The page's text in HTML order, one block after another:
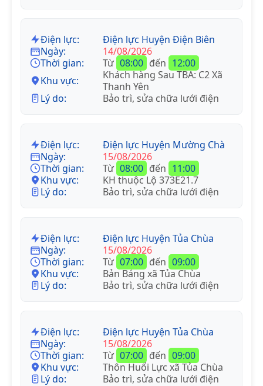
Điện lực:
Điện lực Huyện Điện Biên
Ngày:
14/08/2026
Thời gian:
Từ 08:00 đến 12:00
Khu vực:
Khách hàng Sau TBA: C2 Xã
Thanh Yên
Lý do:
Bảo trì, sửa chữa lưới điện
Điện lực:
Điện lực Huyện Mường Chà
Ngày:
15/08/2026
Thời gian:
Từ 08:00 đến 11:00
Khu vực:
KH thuộc Lộ 373E21.7
Lý do:
Bảo trì, sửa chữa lưới điện
Điện lực:
Điện lực Huyện Tủa Chùa
Ngày:
15/08/2026
Thời gian:
Từ 07:00 đến 09:00
Khu vực:
Bản Báng xã Tủa Chùa
Lý do:
Bảo trì, sửa chữa lưới điện
Điện lực:
Điện lực Huyện Tủa Chùa
Ngày:
15/08/2026
Thời gian:
Từ 07:00 đến 09:00
Khu vực:
Thôn Huổi Lực xã Tủa Chùa
Lý do:
Bảo trì, sửa chữa lưới điện